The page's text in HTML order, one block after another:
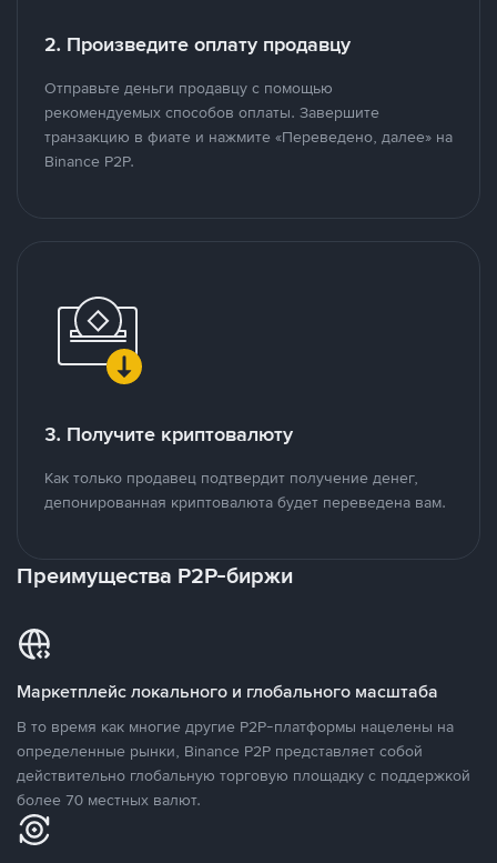
2. Произведите оплату продавцу
Отправьте деньги продавцу с помощью
рекомендуемых способов оплаты. Завершите
транзакцию в фиате и нажмите «Переведено, далее» на
Binance P2P.
3. Получите криптовалюту
Как только продавец подтвердит получение денег,
депонированная криптовалюта будет переведена вам.
Преимущества P2P-биржи
Маркетплейс локального и глобального масштаба
В то время как многие другие P2P-платформы нацелены на
определенные рынки, Binance P2P представляет собой
действительно глобальную торговую площадку с поддержкой
более 70 местных валют.